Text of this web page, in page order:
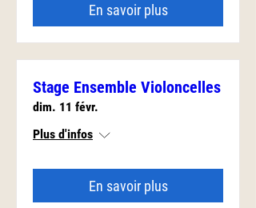
En savoir plus
Stage Ensemble Violoncelles
dim. 11 févr.
Plus d'infos
En savoir plus